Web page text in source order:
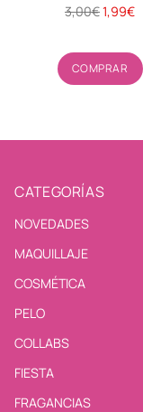
Precio
3,00€1,99€
COMPRAR
Cantidad
CATEGORÍAS
NOVEDADES
MAQUILLAJE
COSMÉTICA
PELO
COLLABS
FIESTA
FRAGANCIAS